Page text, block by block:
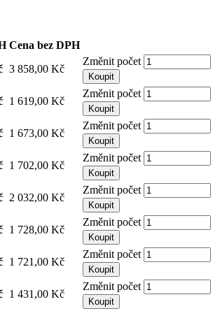
Cena bez DPH
3 858,00 Kč
Změnit počet
Koupit
1 619,00 Kč
Změnit počet
Koupit
1 673,00 Kč
Změnit počet
Koupit
1 702,00 Kč
Změnit počet
Koupit
2 032,00 Kč
Změnit počet
Koupit
1 728,00 Kč
Změnit počet
Koupit
1 721,00 Kč
Změnit počet
Koupit
1 431,00 Kč
Změnit počet
Koupit